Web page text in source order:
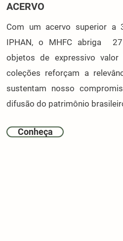
ACERVO
Com um acervo superior a
IPHAN, o MHFC abriga
objetos de expressivo
coleções reforçam a
sustentam nosso
difusão do patrimônio
Conheça